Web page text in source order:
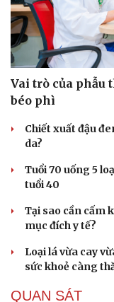
Vai trò của phẫu
béo phì
Chiết xuất đậu
da?
Tuổi 70 uống 5
tuổi 40
Tại sao cần cấm
mục đích y tế?
Loại lá vừa cay
sức khoẻ càng
QUAN SÁT